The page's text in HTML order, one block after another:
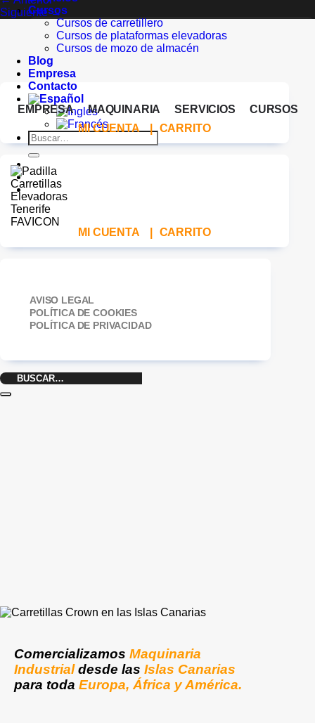
Cursos
Cursos de carretillero
Cursos de plataformas elevadoras
Cursos de mozo de almacén
Blog
Empresa
Contacto
Buscar
por:
Siguiente→
EMPRESA MAQUINARIA SERVICIOS
CURSOS
MI CUENTA
| CARRITO
MI CUENTA CARRITO
AVISO LEGAL
POLÍTICA DE COOKIES
POLÍTICA DE PRIVACIDAD
Buscar
por:
Comercializamos Maquinaria
Industrialdesde las Islas Canarias
para toda Europa, África y América.